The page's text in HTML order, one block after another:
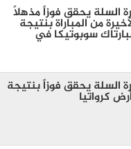
السلة يحقق فوزاً مذهلاً
من المباراة بنتيجة
سبارتاك سوبوتيكا في
السلة يحقق فوزاً بنتيجة